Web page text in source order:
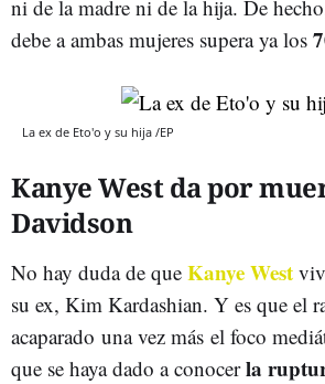
ni de la madre ni de la hija. De
debe a ambas mujeres supera ya los
La ex de Eto'o y su hija /EP
Kanye West da por
Davidson
No hay duda de que Kanye West
su ex, Kim Kardashian. Y es que el
acaparado una vez más el foco
que se haya dado a conocerla